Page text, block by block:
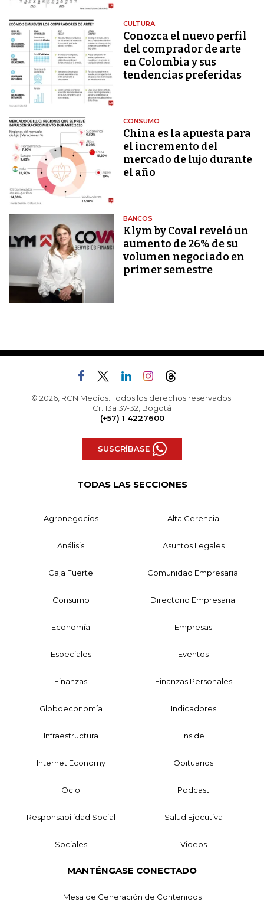
CULTURA
Conozca el nuevo perfil
del comprador de arte
en Colombia y sus
tendencias preferidas
CONSUMO
China es la apuesta para
el incremento del
mercado de lujo durante
el año
BANCOS
Klym by Coval reveló un
aumento de 26% de su
volumen negociado en
primer semestre
© 2026, RCN Medios. Todos los derechos reservados.
Cr. 13a 37-32, Bogotá
(+57) 1 4227600
SUSCRÍBASE
TODAS LAS SECCIONES
Agronegocios Alta Gerencia
Análisis Asuntos Legales
Caja Fuerte Comunidad Empresarial
Consumo Directorio Empresarial
Economía Empresas
Especiales Eventos
Finanzas Finanzas Personales
Globoeconomía Indicadores
Infraestructura Inside
Internet Economy Obituarios
Ocio Podcast
Responsabilidad Social Salud Ejecutiva
Sociales Videos
MANTÉNGASE CONECTADO
Mesa de Generación de Contenidos